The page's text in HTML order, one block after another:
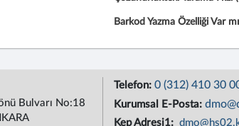
Barkod Yazma Özelliği Var
Bulvarı No:18
Telefon: 0 (312) 410 30
Kurumsal E-Posta:
Kep Adresi1: